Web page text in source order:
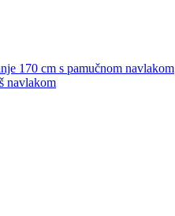
170 cm s pamučnom navlakom
navlakom